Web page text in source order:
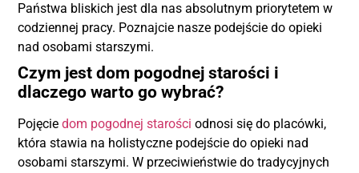
Państwa bliskich jest dla nas absolutnym priorytetem w
codziennej pracy. Poznajcie nasze podejście do opieki
nad osobami starszymi.
Czym jest dom pogodnej starości i
dlaczego warto go wybrać?
Pojęciedom pogodnej starości odnosi się do placówki,
która stawia na holistyczne podejście do opieki nad
osobami starszymi. W przeciwieństwie do tradycyjnych